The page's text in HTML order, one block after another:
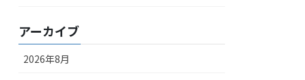
アーカイブ
2026年8月